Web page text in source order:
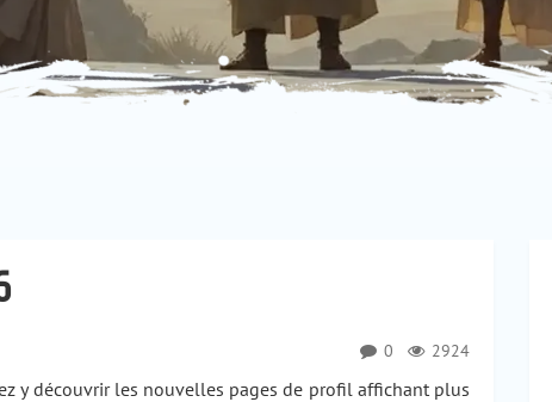
2924
0
y découvrir les nouvelles pages de profil affichant plus